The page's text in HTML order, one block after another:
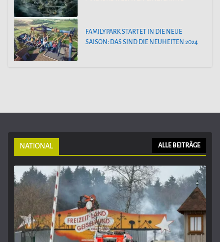
FAMILYPARK STARTET IN DIE NEUE
SAISON: DAS SIND DIE NEUHEITEN 2024
NATIONAL ALLE BEITRÄGE